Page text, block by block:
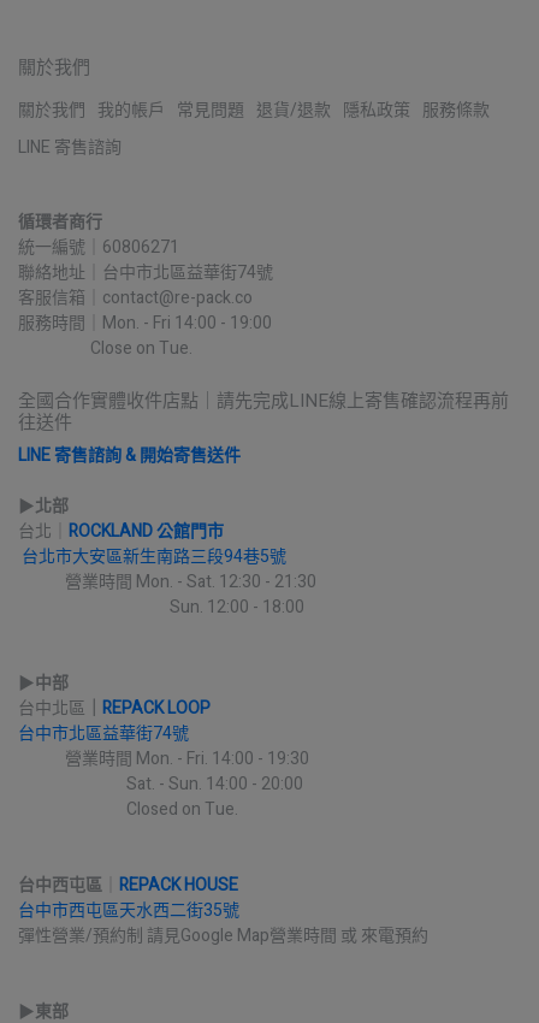
關於我們
關於我們 我的帳戶 常見問題 退貨/退款 隱私政策 服務條款
LINE 寄售諮詢
循環者商行
統一編號｜60806271
聯絡地址｜台中市北區益華街74號
客服信箱｜contact@re-pack.co
服務時間｜Mon. - Fri 14:00 - 19:00
Close on Tue.
全國合作實體收件店點｜請先完成LINE線上寄售確認流程再前
往送件
LINE 寄售諮詢 & 開始寄售送件
▶︎北部
台北｜ ROCKLAND 公館門市
台北市大安區新生南路三段94巷5號
營業時間 Mon. - Sat. 12:30 - 21:30
Sun. 12:00 - 18:00
▶︎中部
台中北區
REPACK LOOP
台中市北區益華街74號
營業時間 Mon. - Fri. 14:00 - 19:30
Sat. - Sun. 14:00 - 20:00
Closed on Tue.
台中西屯區
REPACK HOUSE
台中市西屯區天水西二街35號
彈性營業/預約制 請見Google Map營業時間 或 來電預約
▶︎東部